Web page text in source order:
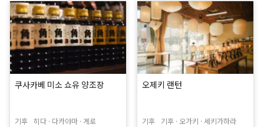
쿠사카베 미소 쇼유 양조장
기후 히다 · 다카야마 · 게로
오제키 랜턴
기후 기후 · 오가키 · 세키가하라